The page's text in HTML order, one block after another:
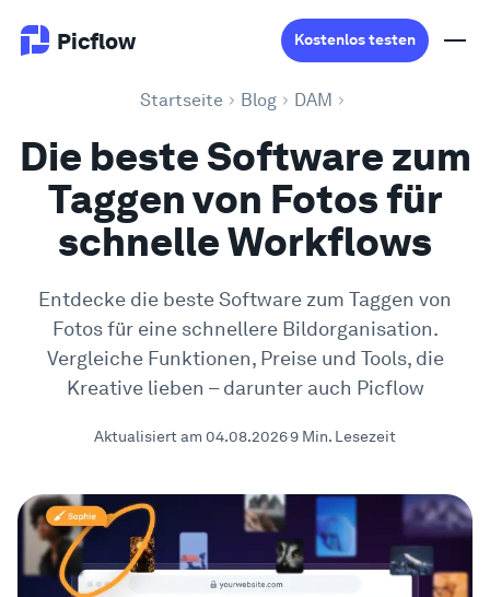
Picflow Kostenlos testen
Produkt
Online Proofing
Kundengalerie
DAM Software
Kreativer Workflow
Beispiele
Startseite Blog DAM
Die beste Software zum
Taggen von Fotos für
schnelle Workflows
Entdecke die beste Software zum Taggen von
Fotos für eine schnellere Bildorganisation.
Vergleiche Funktionen, Preise und Tools, die
Kreative lieben – darunter auch Picflow
Aktualisiert am 04.08.20269 Min. Lesezeit